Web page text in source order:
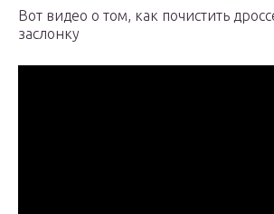
Вот видео о том, как почистить
заслонку